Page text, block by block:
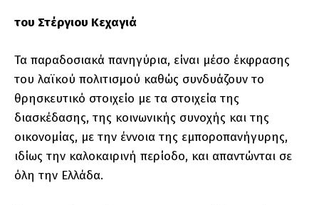
του Στέργιου Κεχαγιά
Τα παραδοσιακά πανηγύρια, είναι μέσο έκφρασης
του λαϊκού πολιτισμού καθώς συνδυάζουν το
θρησκευτικό στοιχείο με τα στοιχεία της
διασκέδασης, της κοινωνικής συνοχής και της
οικονομίας, με την έννοια της εμποροπανήγυρης,
ιδίως την καλοκαιρινή περίοδο, και απαντώνται σε
όλη την Ελλάδα.